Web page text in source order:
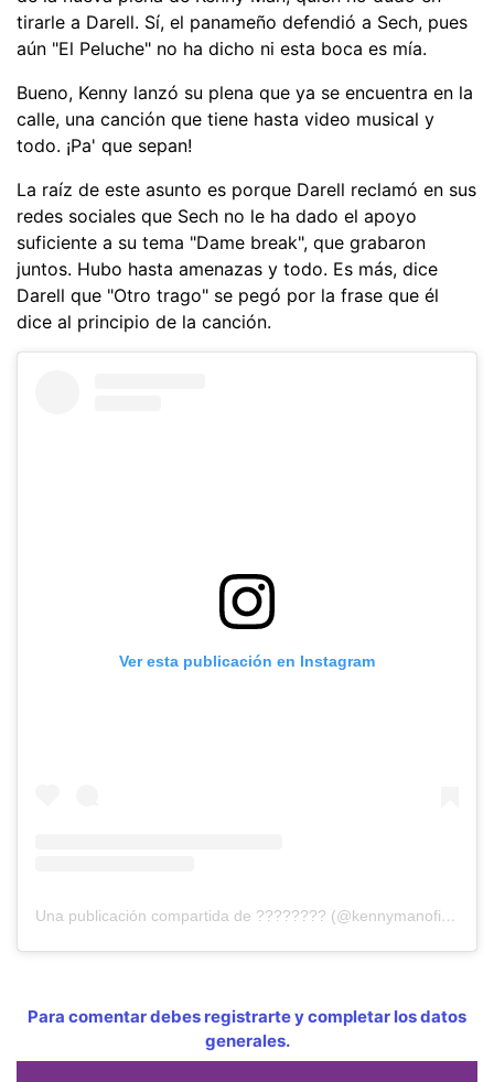
tirarle a Darell. Sí, el panameño defendió a Sech, pues
aún "El Peluche" no ha dicho ni esta boca es mía.
Bueno, Kenny lanzó su plena que ya se encuentra en la
calle, una canción que tiene hasta video musical y
todo. ¡Pa' que sepan!
La raíz de este asunto es porque Darell reclamó en sus
redes sociales que Sech no le ha dado el apoyo
suficiente a su tema "Dame break", que grabaron
juntos. Hubo hasta amenazas y todo. Es más, dice
Darell que "Otro trago" se pegó por la frase que él
dice al principio de la canción.
Ver esta publicación en Instagram
Una publicación compartida de ?​​​​​?​​​​​?​​​​​?​​​​​?​​​​​?​​​​​?​​​​​?​​​​​ (@kennymanoficial)
Para comentar debes registrarte y completar los datos
generales.